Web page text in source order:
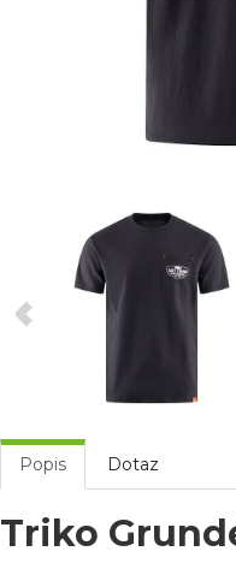
Popis Dotaz
Triko